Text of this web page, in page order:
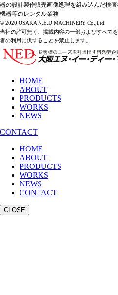
器の設計製作販売画像処理を組み込んだ検
機器等のレンタル業務
© 2020 OSAKA N.E.D MACHINERY Co.,Ltd.
当社の許可無く、掲載内容の一部およびすべて
者の利用に供することを禁止します。
HOME
ABOUT
PRODUCTS
WORKS
NEWS
CONTACT
HOME
ABOUT
PRODUCTS
WORKS
NEWS
CONTACT
CLOSE